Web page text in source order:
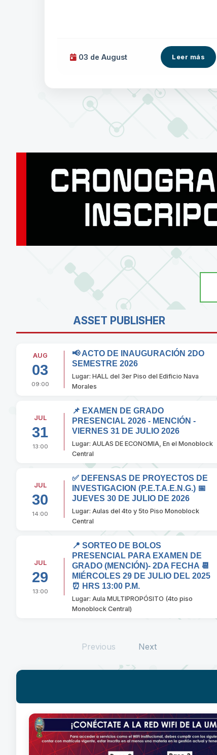
03 deAugust Leer más
ASSET PUBLISHER
AUG
03
09:00
📢 ACTO DE INAUGURACIÓN 2DO
SEMESTRE 2026
Lugar: HALL del 3er Piso del Edificio Nava
Morales
JUL
31
13:00
📌 EXAMEN DE GRADO
PRESENCIAL 2026 - MENCIÓN -
VIERNES 31 DE JULIO 2026
Lugar: AULAS DE ECONOMIA, En el Monoblock
Central
JUL
30
14:00
✅ DEFENSAS DE PROYECTOS DE
INVESTIGACION (P.E.T.A.E.N.G.) 📅
JUEVES 30 DE JULIO DE 2026
Lugar: Aulas del 4to y 5to Piso Monoblock
Central
JUL
29
13:00
📍 SORTEO DE BOLOS
PRESENCIAL PARA EXAMEN DE
GRADO (MENCIÓN)- 2DA FECHA 📆
MIÉRCOLES 29 DE JULIO DEL 2025
⏰ HRS 13:00 P.M.
Lugar: Aula MULTIPROPÓSITO (4to piso
Monoblock Central)
Previous Next